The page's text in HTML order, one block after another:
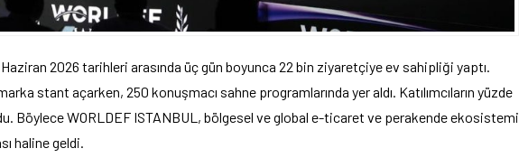
Haziran 2026 tarihleri arasında üç gün boyunca 22 bin ziyaretçiye ev sahipliği yaptı.
stant açarken, 250 konuşmacı sahne programlarında yer aldı. Katılımcıların yüzde
Böylece WORLDEF ISTANBUL, bölgesel ve global e-ticaret ve perakende ekosistemi
haline geldi.